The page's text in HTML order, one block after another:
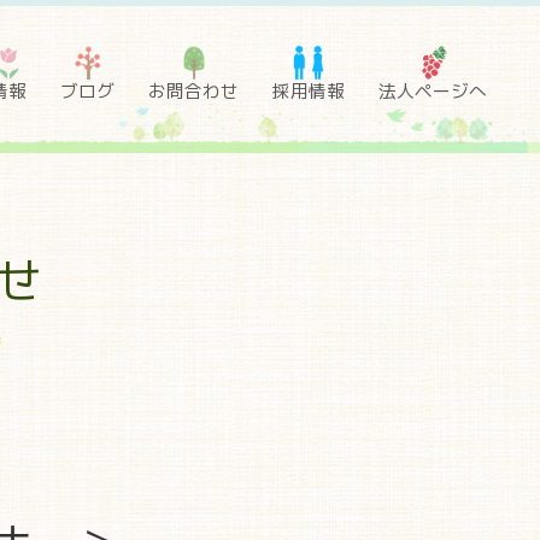
報 ブログ お問合わせ 採用情報 法人ページへ